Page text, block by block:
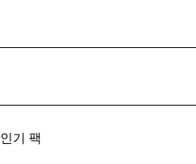
인기 팩